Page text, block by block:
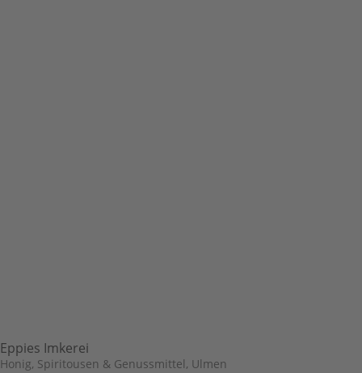
Eppies Imkerei
Honig, Spiritousen & Genussmittel, Ulmen